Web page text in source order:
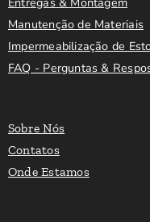
Manutenção de Materiais
Impermeabilização de
FAQ - Perguntas &
Sobre Nós
Contatos
Onde Estamos